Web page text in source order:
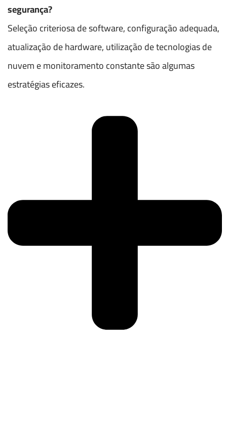
segurança?
Seleção criteriosa de software, configuração adequada,
atualização de hardware, utilização de tecnologias de
nuvem e monitoramento constante são algumas
estratégias eficazes.